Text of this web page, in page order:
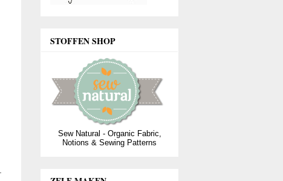
STOFFEN SHOP
Sew Natural - Organic Fabric,
Notions & Sewing Patterns